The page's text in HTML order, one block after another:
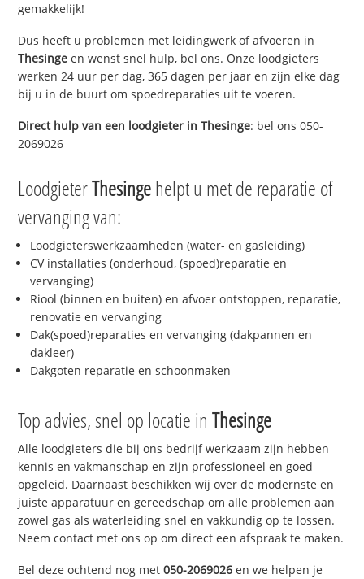
gemakkelijk!
Dus heeft u problemen met leidingwerk of afvoeren in
Thesinge en wenst snel hulp, bel ons. Onze loodgieters
werken 24 uur per dag, 365 dagen per jaar en zijn elke dag
bij u in de buurt om spoedreparaties uit te voeren.
Direct hulp van een loodgieter inThesinge: bel ons 050-
2069026
LoodgieterThesingehelpt u met de reparatie of
vervanging van:
Loodgieterswerkzaamheden (water- en gasleiding)
CV installaties (onderhoud, (spoed)reparatie en
vervanging)
Riool (binnen en buiten) en afvoer ontstoppen, reparatie,
renovatie en vervanging
Dak(spoed)reparaties en vervanging (dakpannen en
dakleer)
Dakgoten reparatie en schoonmaken
Top advies, snel op locatie inThesinge
Alle loodgieters die bij ons bedrijf werkzaam zijn hebben
kennis en vakmanschap en zijn professioneel en goed
opgeleid. Daarnaast beschikken wij over de modernste en
juiste apparatuur en gereedschap om alle problemen aan
zowel gas als waterleiding snel en vakkundig op te lossen.
Neem contact met ons op om direct een afspraak te maken.
Bel deze ochtend nog met050-2069026 en we helpen je